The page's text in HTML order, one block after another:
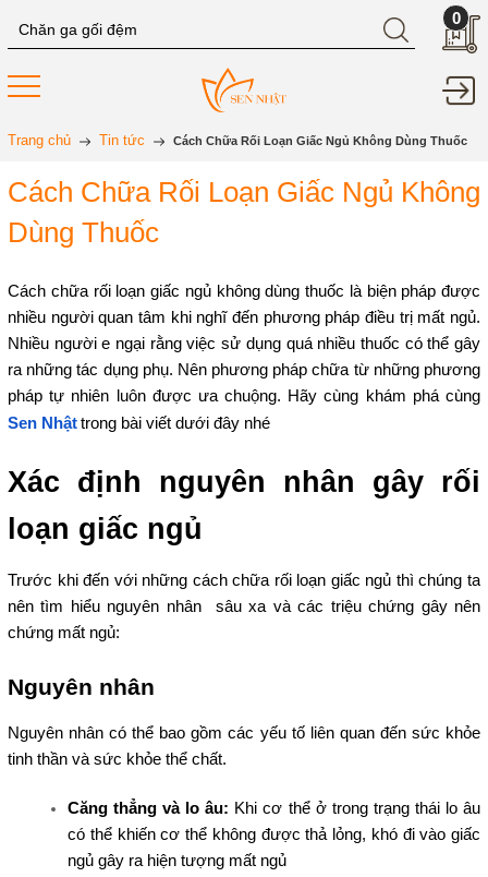
0
Trang chủ Tin tức Cách Chữa Rối Loạn Giấc Ngủ Không Dùng Thuốc
Cách Chữa Rối Loạn Giấc Ngủ Không
Dùng Thuốc
Cách chữa rối loạn giấc ngủ không dùng thuốc là biện pháp được
nhiều người quan tâm khi nghĩ đến phương pháp điều trị mất ngủ.
Nhiều người e ngại rằng việc sử dụng quá nhiều thuốc có thể gây
ra những tác dụng phụ. Nên phương pháp chữa từ những phương
pháp tự nhiên luôn được ưa chuộng. Hãy cùng khám phá cùng
Sen Nhậttrong bài viết dưới đây nhé
Xác định nguyên nhân gây rối
loạn giấc ngủ
Trước khi đến với những cách chữa rối loạn giấc ngủ thì chúng ta
nên tìm hiểu nguyên nhân sâu xa và các triệu chứng gây nên
chứng mất ngủ:
Nguyên nhân
Nguyên nhân có thể bao gồm các yếu tố liên quan đến sức khỏe
tinh thần và sức khỏe thể chất.
Căng thẳng và lo âu: Khi cơ thể ở trong trạng thái lo âu
có thể khiến cơ thể không được thả lỏng, khó đi vào giấc
ngủ gây ra hiện tượng mất ngủ